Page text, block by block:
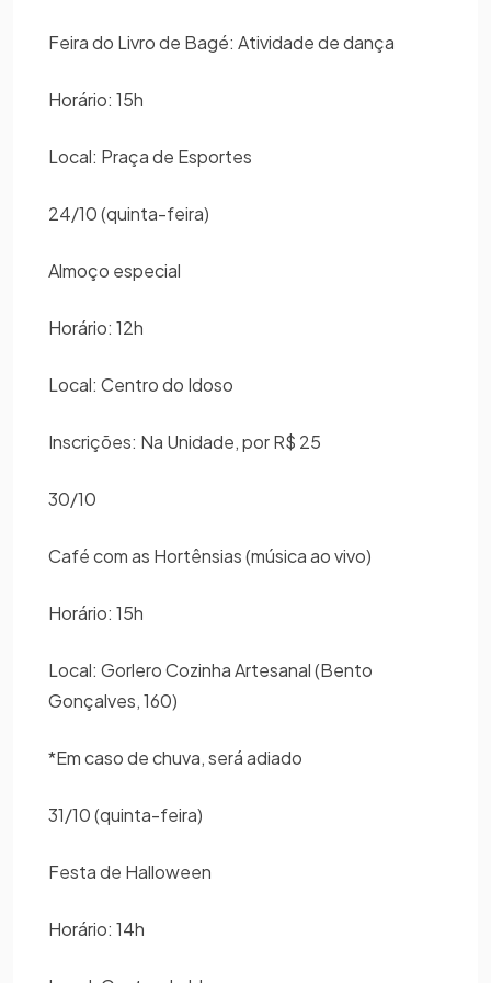
Feira do Livro de Bagé: Atividade de dança
Horário: 15h
Local: Praça de Esportes
24/10 (quinta-feira)
Almoço especial
Horário: 12h
Local: Centro do Idoso
Inscrições: Na Unidade, por R$ 25
30/10
Café com as Hortênsias (música ao vivo)
Horário: 15h
Local: Gorlero Cozinha Artesanal (Bento
Gonçalves, 160)
*Em caso de chuva, será adiado
31/10 (quinta-feira)
Festa de Halloween
Horário: 14h